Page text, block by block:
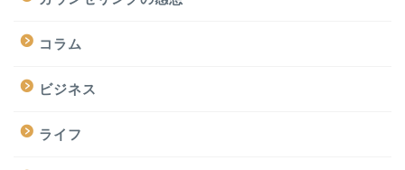
コラム
ビジネス
ライフ